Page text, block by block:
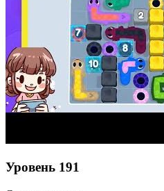
Уровень 191